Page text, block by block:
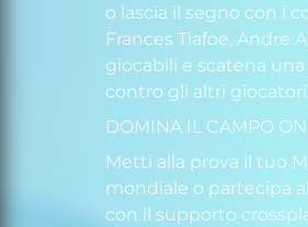
o lascia il segno con i
Frances Tiafoe, Andre
giocabili e scatena
contro gli altri
DOMINA IL CAMPO
Metti alla prova il tuo
mondiale o partecipa
con il supporto